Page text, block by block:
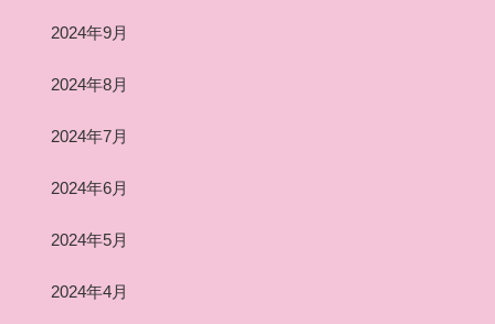
2024年9月
2024年8月
2024年7月
2024年6月
2024年5月
2024年4月